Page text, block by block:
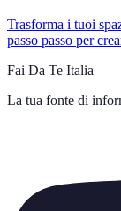
Trasforma i tuoi
passo passo per
Fai Da Te Italia
La tua fonte di